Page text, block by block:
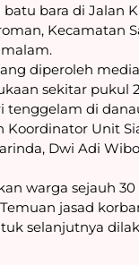
bara di Jalan
Kecamatan
malam.
diperoleh
sekitar pukul
tenggelam di
Koordinator Unit
Dwi Adi
warga sejauh
jasad
selanjutnya